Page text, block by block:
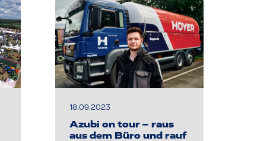
18.09.2023
Azubi on tour – raus
aus dem Büro und rauf